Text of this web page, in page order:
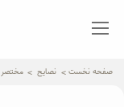
صفحه نخست نصایح مختصر